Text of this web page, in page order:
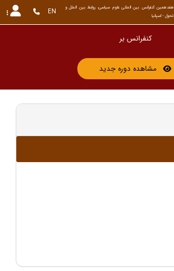
تحول - اسپانیا
EN
ک
مشاهده دوره جدید